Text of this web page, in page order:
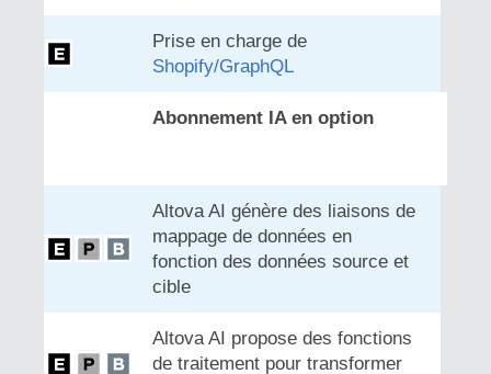
Prise en charge de
Shopify/GraphQL
Abonnement IA en option
Altova AI génère des liaisons de
mappage de données en
fonction des données source et
cible
Altova AI propose des fonctions
de traitement pour transformer